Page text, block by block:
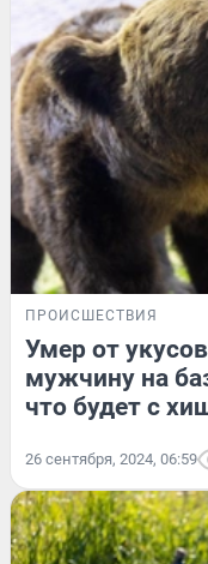
ПРОИСШЕСТВИЯ
Умер от
мужчину на
что будет с
26 сентября, 2024, 06:59